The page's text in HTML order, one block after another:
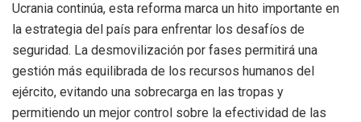
Ucrania continúa, esta reforma marca un hito importante en
la estrategia del país para enfrentar los desafíos de
seguridad. La desmovilización por fases permitirá una
gestión más equilibrada de los recursos humanos del
ejército, evitando una sobrecarga en las tropas y
permitiendo un mejor control sobre la efectividad de las